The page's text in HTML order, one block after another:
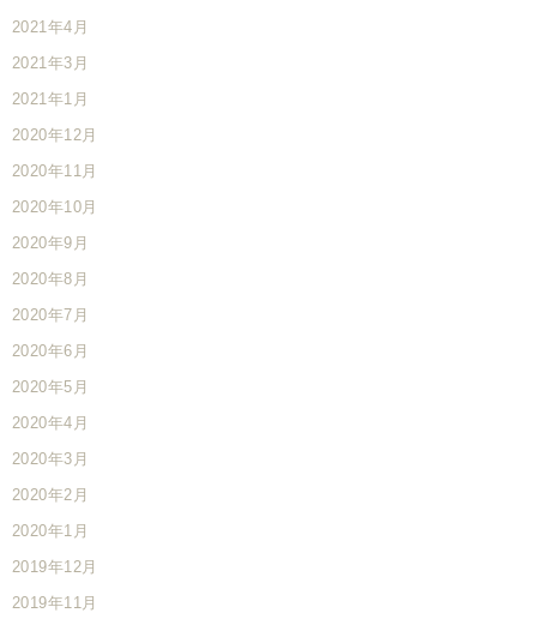
2021年4月
2021年3月
2021年1月
2020年12月
2020年11月
2020年10月
2020年9月
2020年8月
2020年7月
2020年6月
2020年5月
2020年4月
2020年3月
2020年2月
2020年1月
2019年12月
2019年11月